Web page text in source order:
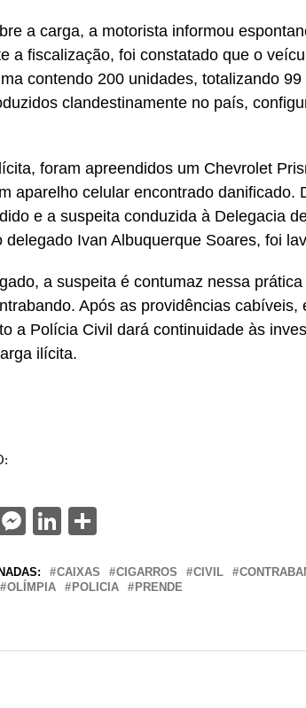
a carga, a motorista informou
a fiscalização, foi constatado que o
contendo 200 unidades, totalizando
clandestinamente no país,
foram apreendidos um Chevrolet
aparelho celular encontrado danificado.
e a suspeita conduzida à Delegacia
delegado Ivan Albuquerque Soares, foi
a suspeita é contumaz nessa
Após as providências
a Polícia Civil dará continuidade às
ilícita.
Messenger
LinkedIn
CAIXAS CIGARROS CIVIL
OLÍMPIA POLICIA PRENDE